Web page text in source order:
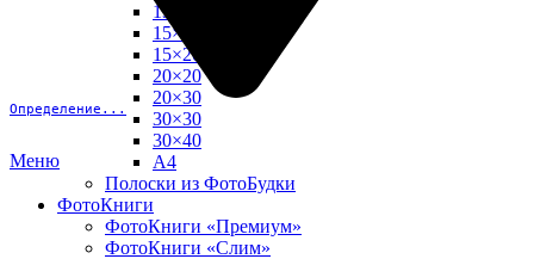
Определение...
Меню
13×18
15×15
15×20
20×20
20×30
30×30
30×40
A4
Полоски из ФотоБудки
ФотоКниги
ФотоКниги «Премиум»
ФотоКниги «Слим»